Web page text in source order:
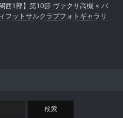
関西1部】第10節 ヴァクサ高槻 × バ
フットサルクラブフォトギャラリ